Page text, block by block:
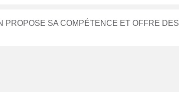
PROPOSE SA COMPÉTENCE ET OFFRE DES